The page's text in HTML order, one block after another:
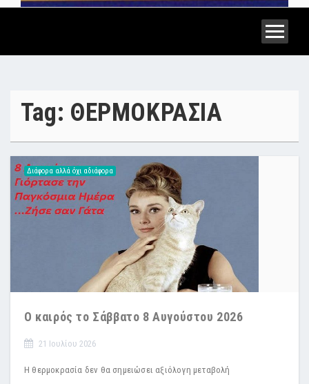
Tag: ΘΕΡΜΟΚΡΑΣΙΑ
Διάφορα αλλά όχι αδιάφορα
Ο καιρός το Σάββατο 8 Αυγούστου 2026
21 Ιουλίου 2026
Η θερμοκρασία δεν θα σημειώσει αξιόλογη μεταβολή